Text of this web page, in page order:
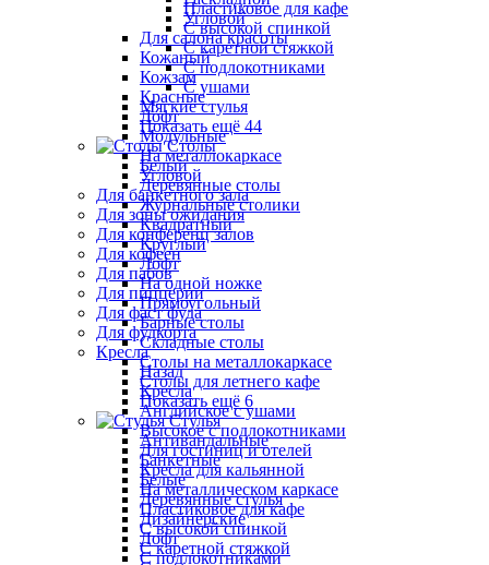
Пластиковое для кафе
С высокой спинкой
С каретной стяжкой
С подлокотниками
С ушами
Мягкие стулья
Показать ещё 44
Столы
Белый
Деревянные столы
Журнальные столики
Квадратный
Круглый
Лофт
На одной ножке
Прямоугольный
Барные столы
Складные столы
Столы на металлокаркасе
Столы для летнего кафе
Показать ещё 6
Стулья
Антивандальные
Банкетные
Белые
Деревянные стулья
Дизайнерские
Лофт
С подлокотниками
Угловой
Для салона красоты
Кожаный
Кожзам
Красные
Лофт
Модульные
На металлокаркасе
Угловой
Для банкетного зала
Для зоны ожидания
Для конференц залов
Для кофеен
Для пабов
Для пиццерии
Для фаст фуда
Для фудкорта
Кресла
Назад
Кресла
Английское с ушами
Высокое с подлокотниками
Для гостиниц и отелей
Кресла для кальянной
На металлическом каркасе
Пластиковое для кафе
С высокой спинкой
С каретной стяжкой